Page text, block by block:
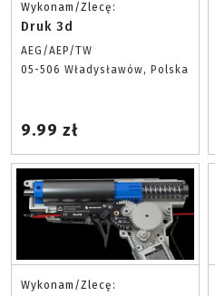
Wykonam/Zlecę:
Druk 3d
AEG/AEP/TW
05-506 Władysławów, Polska
9.99 zł
Wykonam/Zlecę: